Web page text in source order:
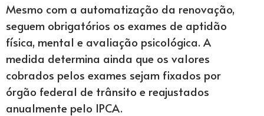
Mesmo com a automatização da renovação,
seguem obrigatórios os exames de aptidão
física, mental e avaliação psicológica. A
medida determina ainda que os valores
cobrados pelos exames sejam fixados por
órgão federal de trânsito e reajustados
anualmente pelo IPCA.